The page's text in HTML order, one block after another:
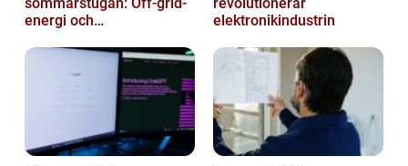
energi och
elektronikindustrin